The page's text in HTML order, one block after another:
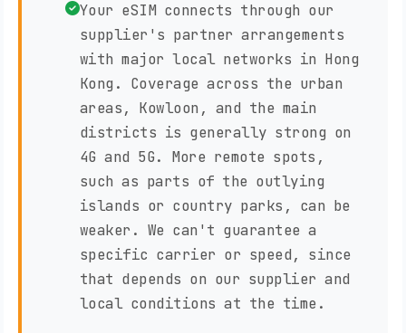
Your eSIM connects through our
supplier's partner arrangements
with major local networks in Hong
Kong. Coverage across the urban
areas, Kowloon, and the main
districts is generally strong on
4G and 5G. More remote spots,
such as parts of the outlying
islands or country parks, can be
weaker. We can't guarantee a
specific carrier or speed, since
that depends on our supplier and
local conditions at the time.